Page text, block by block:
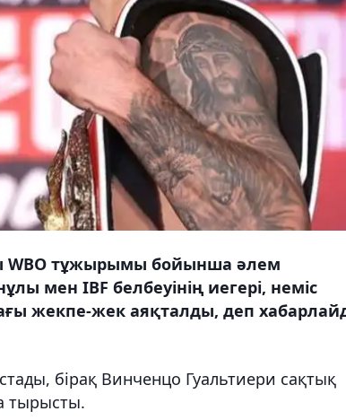
WBO тұжырымы бойынша әлем
мен IBF белбеуінің иегері, неміс
жекпе-жек аяқталды, деп
бірақ Винченцо Гуальтиери сақтық
тырысты.